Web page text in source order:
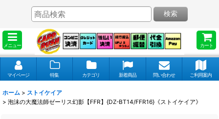
メニュー カート
検索
マイページ 特集 カテゴリ 新着商品 問い合わせ ご利用案内
ホーム > ストイケイア
> 泡沫の大魔法師ゼーリス幻影【FFR】{DZ-BT14/FFR16}《ストイケイア》